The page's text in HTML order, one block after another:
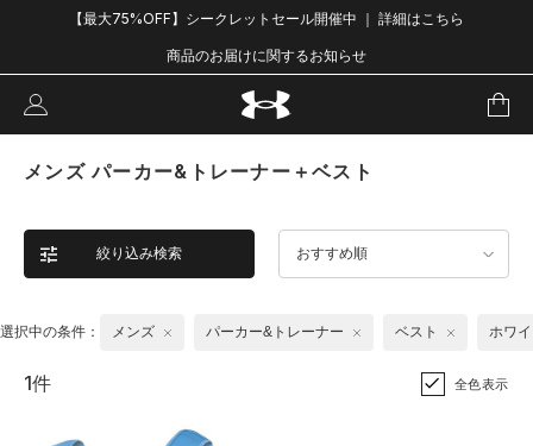
【最大75%OFF】シークレットセール開催中 ｜ 詳細はこちら
商品のお届けに関するお知らせ
メンズ パーカー&トレーナー＋ベスト
絞り込み検索 おすすめ順
選択中の条件： メンズ パーカー&トレーナー ベスト ホワ
1件 全色表示